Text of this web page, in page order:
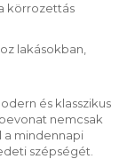
körrozettás
lakásokban,
és klasszikus
nemcsak
a mindennapi
szépségét.